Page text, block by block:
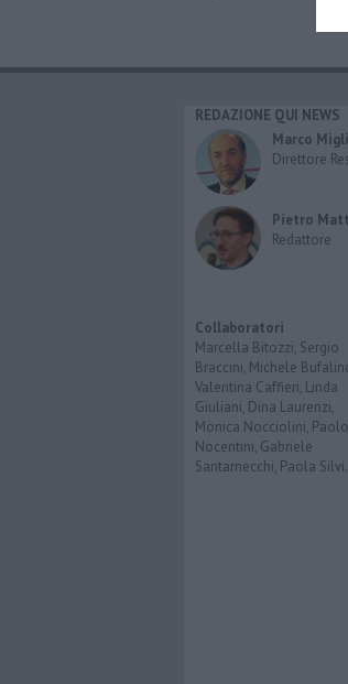
REDAZIONE QUI NEWS
Marco Migli
Direttore
Pietro
Redattore
Collaboratori
Marcella Bitozzi, Sergio
Braccini, Michele
Valentina Caffieri, Linda
Giuliani, Dina Laurenzi,
Monica Nocciolini, Paolo
Nocentini, Gabriele
Santarnecchi, Paola Silvi.